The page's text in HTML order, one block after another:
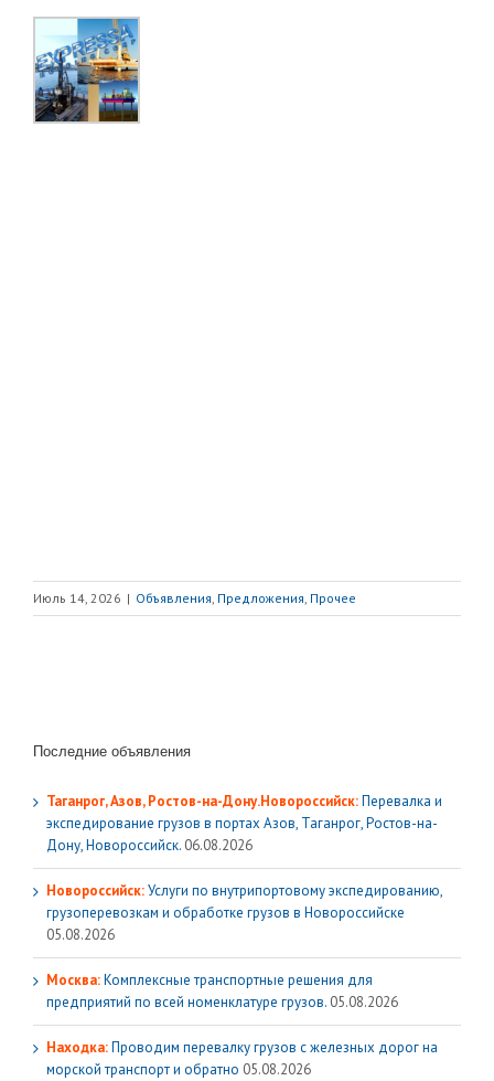
Июль 14, 2026 | Объявления, Предложения, Прочее
Последние объявления
Таганрог, Азов, Ростов-на-Дону.Новороссийск:Перевалка и
экспедирование грузов в портах Азов, Таганрог, Ростов-на-
Дону, Новороссийск. 06.08.2026
Новороссийск:Услуги по внутрипортовому экспедированию,
грузоперевозкам и обработке грузов в Новороссийске
05.08.2026
Москва:Комплексные транспортные решения для
предприятий по всей номенклатуре грузов. 05.08.2026
Находка:Проводим перевалку грузов с железных дорог на
морской транспорт и обратно 05.08.2026